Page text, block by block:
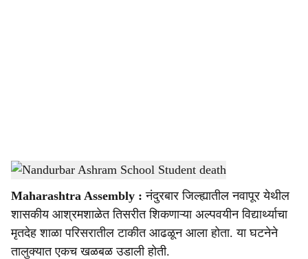
a
r
Nandurbar Ashram School Student death- Sarkarnama
Maharashtra Assembly : नंदुरबार जिल्ह्यातील नवापूर येथील
शासकीय आश्रमशाळेत तिसरीत शिकणाऱ्या अल्पवयीन विद्यार्थ्याचा
मृतदेह शाळा परिसरातील टाकीत आढळून आला होता. या घटनेने
तालुक्यात एकच खळबळ उडाली होती.